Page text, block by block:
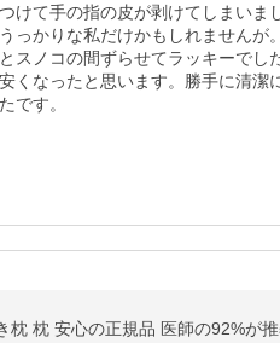
けて手の指の皮が剥けてしまいま
っかりな私だけかもしれませんが
スノコの間ずらせてラッキーでし
くなったと思います。勝手に清潔
です。
枕 枕 安心の正規品 医師の92%が